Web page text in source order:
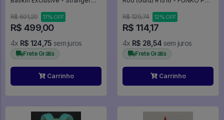
R$ 601,20
17% OFF
R$ 499,00
4x R$ 124,75 sem juros
Frete Grátis
Carrinho
R$ 129,74
12% OFF
R$ 114,17
4x R$ 28,54 sem juros
Frete Grátis
Carrinho